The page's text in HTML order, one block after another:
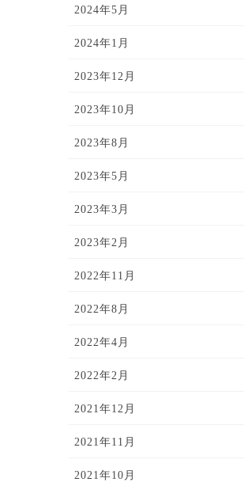
2024年5月
2024年1月
2023年12月
2023年10月
2023年8月
2023年5月
2023年3月
2023年2月
2022年11月
2022年8月
2022年4月
2022年2月
2021年12月
2021年11月
2021年10月